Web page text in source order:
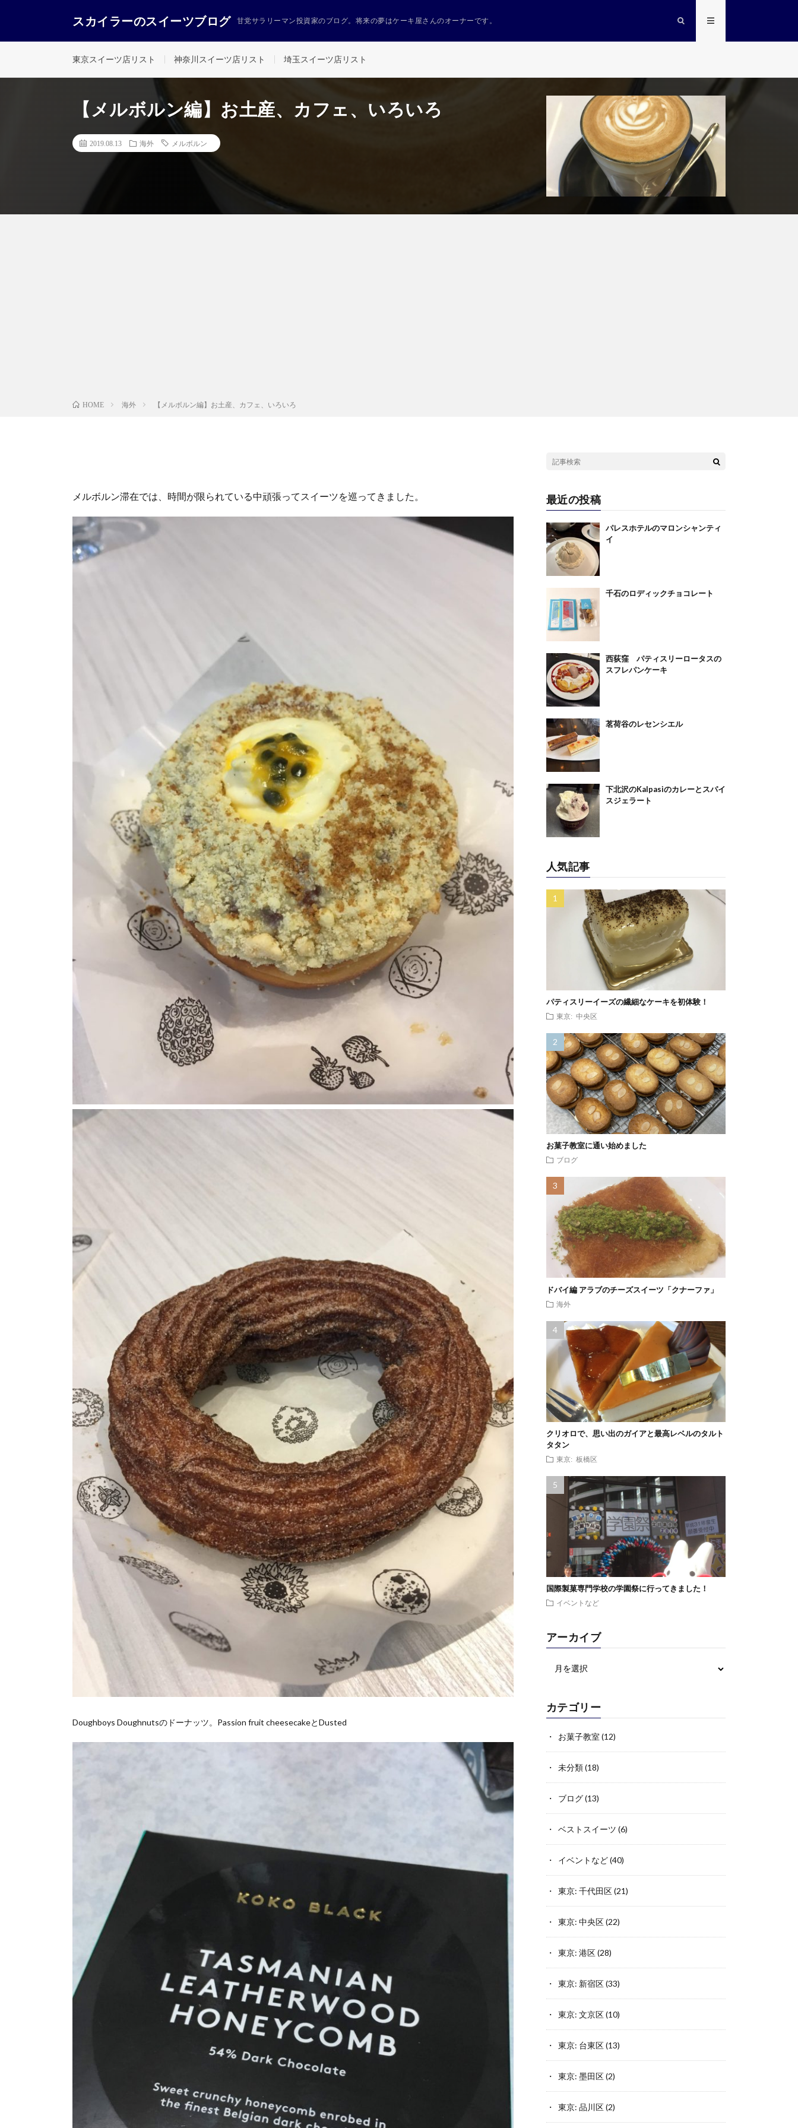
スカイラーのスイーツブログ 甘党サラリーマン投資家のブログ。将来の夢はケーキ屋さんのオーナーです。
東京スイーツ店リスト 神奈川スイーツ店リスト 埼玉スイーツ店リスト
【メルボルン編】お土産、カフェ、いろいろ
2019.08.13 海外 メルボルン
HOME 海外 【メルボルン編】お土産、カフェ、いろいろ
メルボルン滞在では、時間が限られている中頑張ってスイーツを巡ってきました。
Doughboys Doughnutsのドーナッツ。Passion fruit cheesecakeとDusted
最近の投稿
パレスホテルのマロンシャンティ
イ
千石のロディックチョコレート
西荻窪 パティスリーロータスの
スフレパンケーキ
茗荷谷のレセンシエル
下北沢のKalpasiのカレーとスパイ
スジェラート
人気記事
パティスリーイーズの繊細なケーキを初体験！
東京: 中央区
お菓子教室に通い始めました
ブログ
ドバイ編 アラブのチーズスイーツ「クナーファ」
海外
クリオロで、思い出のガイアと最高レベルのタルト
タタン
東京: 板橋区
国際製菓専門学校の学園祭に行ってきました！
イベントなど
アーカイブ
カテゴリー
お菓子教室 (12)
未分類(18)
ブログ(13)
ベストスイーツ (6)
イベントなど(40)
東京: 千代田区(21)
東京: 中央区(22)
東京: 港区(28)
東京: 新宿区(33)
東京: 文京区(10)
東京: 台東区(13)
東京: 墨田区(2)
東京: 品川区(2)